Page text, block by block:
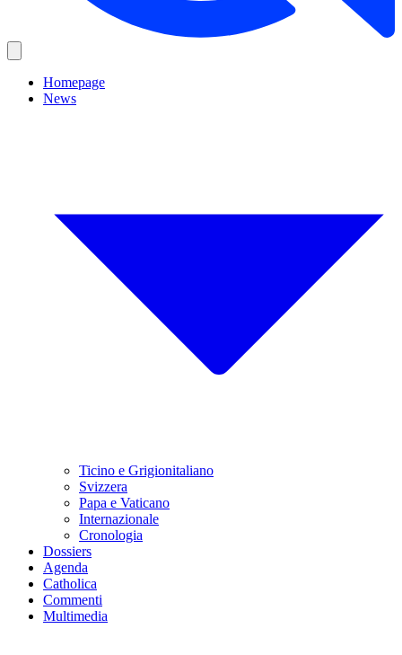
Homepage
News
Ticino e Grigionitaliano
Svizzera
Papa e Vaticano
Internazionale
Cronologia
Dossiers
Agenda
Catholica
Commenti
Multimedia